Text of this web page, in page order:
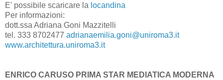
E' possibile scaricare la locandina
Per informazioni:
dott.ssa Adriana Goni Mazzitelli
tel. 333 8702477 adrianaemilia.goni@uniroma3.it
www.architettura.uniroma3.it
ENRICO CARUSO PRIMA STAR MEDIATICA MODERNA